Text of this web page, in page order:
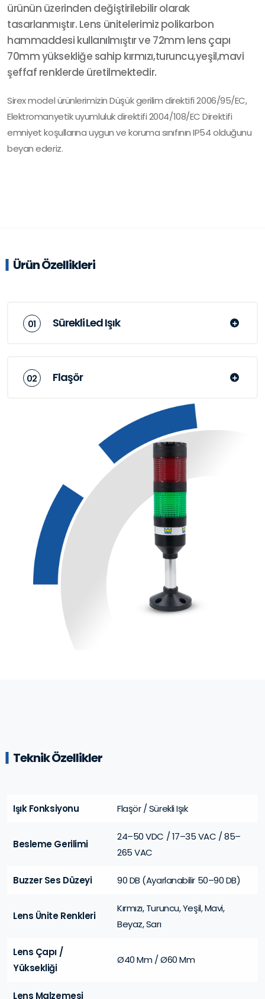
ürünün üzerinden değiştirilebilir olarak
tasarlanmıştır. Lens ünitelerimiz polikarbon
hammaddesi kullanılmıştır ve 72mm lens çapı
70mm yüksekliğe sahip kırmızı,turuncu,yeşil,mavi
şeffaf renklerde üretilmektedir.
Sirex model ürünlerimizin Düşük gerilim direktifi 2006/95/EC,
Elektromanyetik uyumluluk direktifi 2004/108/EC Direktifi
emniyet koşullarına uygun ve koruma sınıfının IP54 olduğunu
beyan ederiz.
Ürün Özellikleri
Sürekli Led Işık
Flaşör
Teknik Özellikler
Işık Fonksiyonu Flaşör / Sürekli Işık
Besleme Gerilimi
24–50 VDC / 17–35 VAC / 85–
265 VAC
Buzzer Ses Düzeyi 90 DB (Ayarlanabilir 50–90 DB)
Lens Ünite Renkleri
Kırmızı, Turuncu, Yeşil, Mavi,
Beyaz, Sarı
Lens Çapı /
Yüksekliği
Ø40 Mm / Ø60 Mm
Lens Malzemesi